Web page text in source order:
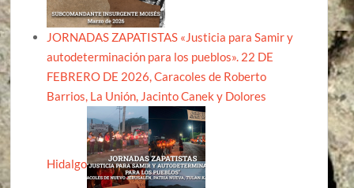
JORNADAS ZAPATISTAS «Justicia para Samir y
autodeterminación para los pueblos». 22 DE
FEBRERO DE 2026, Caracoles de Roberto
Barrios, La Unión, Jacinto Canek y Dolores
Hidalgo